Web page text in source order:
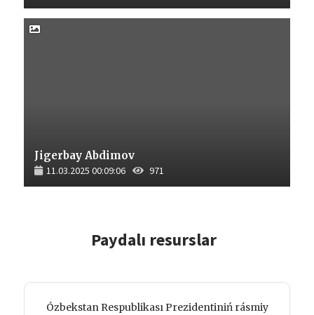
Jigerbay Abdimov
11.03.2025 00:09:06 971
Paydalı resurslar
Ózbekstan Respublikası Prezidentiniń rásmiy